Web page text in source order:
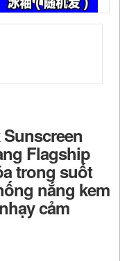
Flagship
trong suốt
nắng kem
cảm